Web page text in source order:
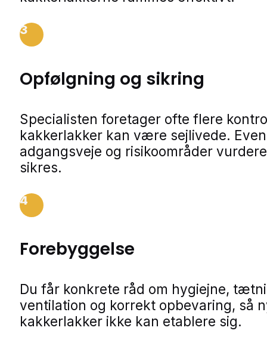
3
Opfølgning og sikring
Specialisten foretager ofte flere
kakkerlakker kan være sejlivede.
adgangsveje og risikoområder
sikres.
4
Forebyggelse
Du får konkrete råd om hygiejne,
ventilation og korrekt opbevaring, så
kakkerlakker ikke kan etablere sig.